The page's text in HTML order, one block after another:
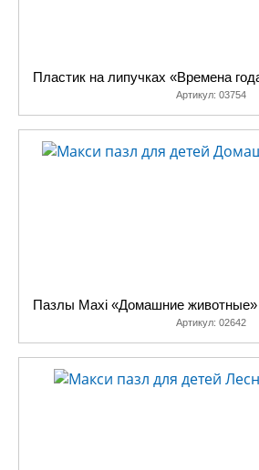
Пластик на липучках «Времена
Артикул: 03754
Пазлы Maxi «Домашние животные»
Артикул: 02642